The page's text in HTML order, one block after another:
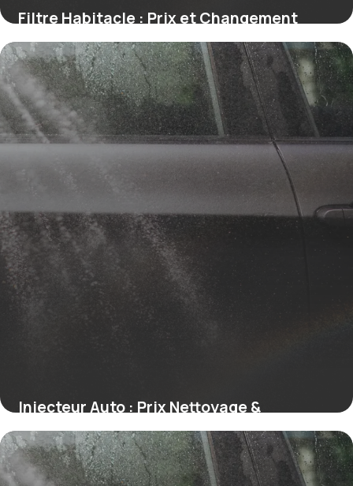
Filtre Habitacle : Prix et Changement
2026
11 juillet 2026
Injecteur Auto : Prix Nettoyage &
Remplacement
10 juillet 2026